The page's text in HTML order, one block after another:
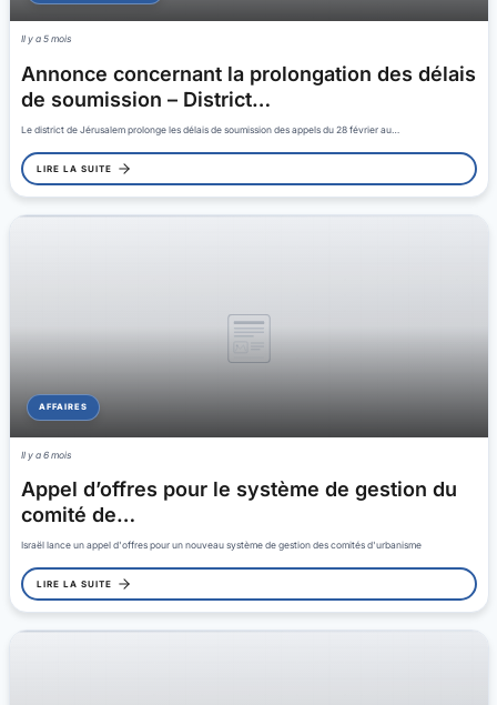
Il y a 5 mois
Annonce concernant la prolongation des délais
de soumission – District…
Le district de Jérusalem prolonge les délais de soumission des appels du 28 février au…
LIRE LA SUITE
AFFAIRES
Il y a 6 mois
Appel d’offres pour le système de gestion du
comité de…
Israël lance un appel d'offres pour un nouveau système de gestion des comités d'urbanisme
LIRE LA SUITE